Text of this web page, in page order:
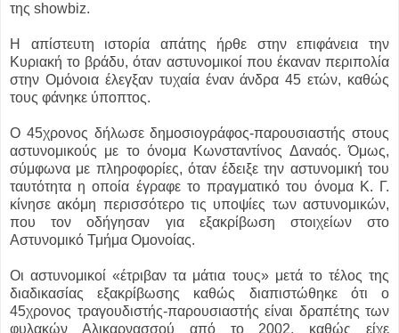
της showbiz.
Η απίστευτη ιστορία απάτης ήρθε στην επιφάνεια την
Κυριακή το βράδυ, όταν αστυνομικοί που έκαναν περιπολία
στην Ομόνοια έλεγξαν τυχαία έναν άνδρα 45 ετών, καθώς
τους φάνηκε ύποπτος.
Ο 45χρονος δήλωσε δημοσιογράφος-παρουσιαστής στους
αστυνομικούς με το όνομα Κωνσταντίνος Δαναός. Όμως,
σύμφωνα με πληροφορίες, όταν έδειξε την αστυνομική του
ταυτότητα η οποία έγραφε το πραγματικό του όνομα Κ. Γ.
κίνησε ακόμη περισσότερο τις υποψίες των αστυνομικών,
που τον οδήγησαν για εξακρίβωση στοιχείων στο
Αστυνομικό Τμήμα Ομονοίας.
Οι αστυνομικοί «έτριβαν τα μάτια τους» μετά το τέλος της
διαδικασίας εξακρίβωσης καθώς διαπιστώθηκε ότι ο
45χρονος τραγουδιστής-παρουσιαστής είναι δραπέτης των
φυλακών Αλικαρνασσού από το 2002, καθώς είχε